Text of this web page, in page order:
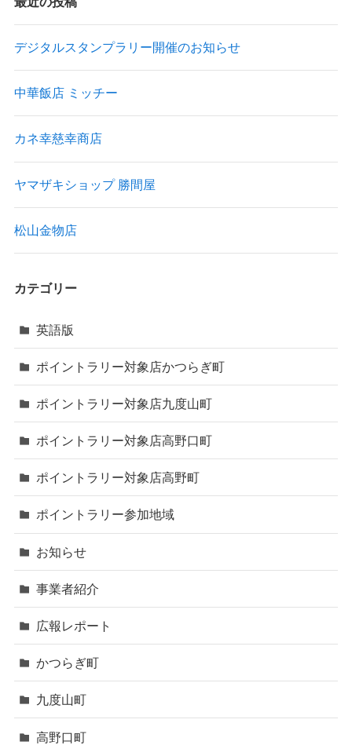
デジタルスタンプラリー開催のお知らせ
中華飯店 ミッチー
カネ幸慈幸商店
ヤマザキショップ 勝間屋
松山金物店
カテゴリー
英語版
ポイントラリー対象店かつらぎ町
ポイントラリー対象店九度山町
ポイントラリー対象店高野口町
ポイントラリー対象店高野町
ポイントラリー参加地域
お知らせ
事業者紹介
広報レポート
かつらぎ町
九度山町
高野口町